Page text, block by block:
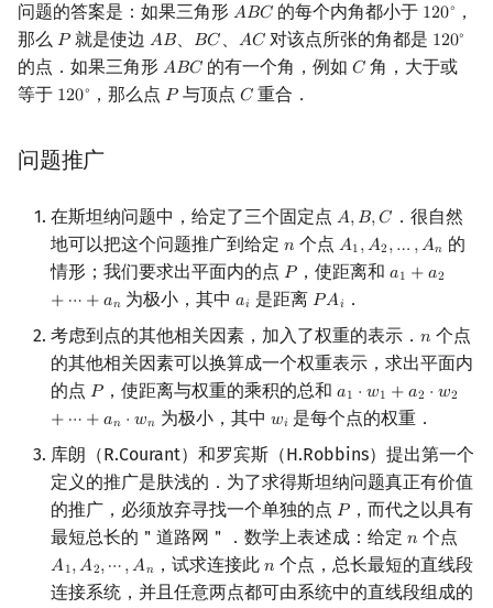
致谢 CLion
Geany
GUIDE
Sublime Text
CP Editor
Code::Blocks
Testlib
Polygon
OJ 工具
LaTeX 入门
pb_ds
编译优化
Java 进阶 堆排序
桶排序
锦标赛排序
Tim 排序
排序相关 STL
排序应用
二分
倍增
构造
回溯法
Dancing Links
Alpha–Beta 剪枝
数位 DP
插头 DP
计数 DP
动态 DP
概率 DP
DP 套 DP
DP 优化
其它 DP 方法
Z 函数（扩展 KMP）
AC 自动机
后缀数组 (SA)
后缀自动机 (SAM)
后缀平衡树
广义后缀自动机
后缀树
Manacher
回文树
序列自动机
最小表示法
弧度制与坐标系
复数
数论
费马小定理 & 欧拉定理
模逆元
中国剩余定理
升幂引理
阶乘取模
卢卡斯定理
同余方程
二次剩余
阶 & 原根
离散对数
多项式与生成函数
多项式初等函数
常系数齐次线性递推
符号化方法
Lagrange 反演
形式幂级数复合|复合逆
普通生成函数
指数生成函数
组合数学
伯努利数
Entringer Number
分拆数
范德蒙德卷积
Pólya 计数
图论计数
线性代数
线性映射
特征多项式
Jordan标准型
线性规划
抽象代数
概率论
博弈论
数值算法
单调栈
单调队列
ST 表
树状数组
线段树
划分树
二叉搜索树 & 平衡树
红黑树
左偏红黑树
跳表
可持久化数据结构
树套树
K-D Tree
树分治
动态树分治
AHU 算法
树哈希
树上随机游走
旋转卡壳
半平面交
平面最近点对
随机增量法
反演变换
计算几何杂项
计算理论基础
字节顺序
约瑟夫问题
表达式求值
在一台机器上规划任务
主元素问题
Garsia–Wachs 算法
15-puzzle
Kahan 求和
珂朵莉树/颜色段均摊
空间优化简介
问题的答案是：如果三角形 𝐴𝐵𝐶
ABC 的每个内角都小于 120∘
120∘ ，
那么 𝑃
P 就是使边𝐴𝐵
AB 、 𝐵𝐶
BC 、 𝐴𝐶
AC 对该点所张的角都是 120∘
120∘
的点．如果三角形 𝐴𝐵𝐶
ABC 的有一个角，例如𝐶
C 角，大于或
等于 120∘
120∘ ，那么点 𝑃
P 与顶点𝐶
C 重合．
问题推广
在斯坦纳问题中，给定了三个固定点 𝐴,𝐵,𝐶
A,B,C
．很自然
地可以把这个问题推广到给定 𝑛
n 个点 𝐴1,𝐴2,… ,𝐴𝑛
A1,A2,… ,A n
的
情形；我们要求出平面内的点 𝑃
P ，使距离和𝑎1 +𝑎2
+ ⋯ +𝑎𝑛
a1 +a 2+⋯
为极小，其中𝑎𝑖
ai 是距离𝑃𝐴𝑖
PAi
．
考虑到点的其他相关因素，加入了权重的表示． 𝑛
n 个点
的其他相关因素可以换算成一个权重表示，求出平面内
的点 𝑃
P ，使距离与权重的乘积的总和𝑎1 ⋅ 𝑤1 +𝑎2 ⋅ 𝑤2
+ ⋯ +𝑎𝑛 ⋅ 𝑤𝑛
a1 w1+ a2 ⋅w2+⋯
为极小，其中 𝑤𝑖
wi 是每个点的权重．
库朗（R.Courant）和罗宾斯（H.Robbins）提出第一个
定义的推广是肤浅的．为了求得斯坦纳问题真正有价值
的推广，必须放弃寻找一个单独的点 𝑃
P ，而代之以具有
最短总长的＂道路网＂．数学上表述成：给定 𝑛
n 个点
𝐴1,𝐴2,⋯,𝐴𝑛
A1,A2,⋯,An ，试求连接此𝑛
n 个点，总长最短的直线段
连接系统，并且任意两点都可由系统中的直线段组成的